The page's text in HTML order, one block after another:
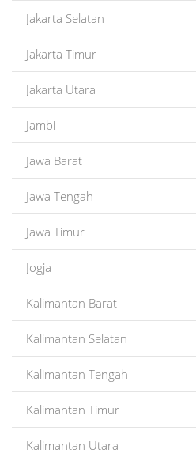
Jakarta Selatan
Jakarta Timur
Jakarta Utara
Jambi
Jawa Barat
Jawa Tengah
Jawa Timur
Jogja
Kalimantan Barat
Kalimantan Selatan
Kalimantan Tengah
Kalimantan Timur
Kalimantan Utara